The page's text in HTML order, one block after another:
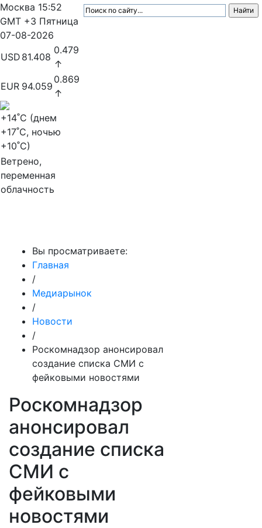
Москва 15:52
GMT +3 Пятница
07-08-2026
USD 81.408
0.479
↑
EUR 94.059
0.869
↑
+14˚C (днем
+17˚C, ночью
+10˚C)
Ветрено,
переменная
облачность
Вы просматриваете:
Главная
/
Медиарынок
/
Новости
/
Роскомнадзор анонсировал
создание списка СМИ с
фейковыми новостями
Роскомнадзор
анонсировал
создание списка
СМИ с
фейковыми
новостями